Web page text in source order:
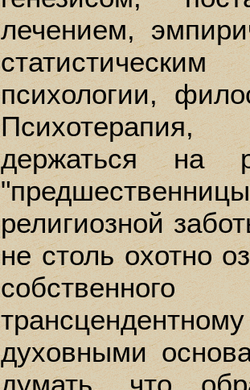
лечением,
психологии,
держаться на
религиозной
не столь охотно
духовными